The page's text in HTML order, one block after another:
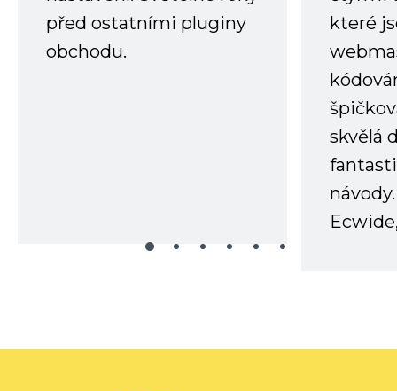
před ostatními pluginy
obchodu.
které
skvělá